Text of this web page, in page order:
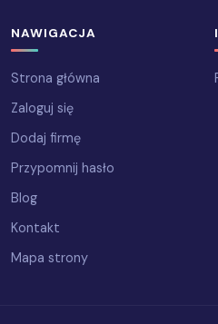
NAWIGACJA
Strona główna
Zaloguj się
Dodaj firmę
Przypomnij hasło
Blog
Kontakt
Mapa strony